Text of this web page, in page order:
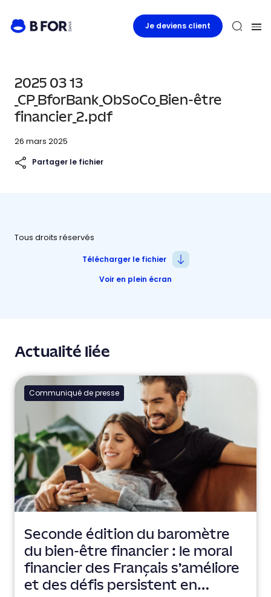
Je deviens client
2025 03 13
_CP_BforBank_ObSoCo_Bien-être
financier_2.pdf
26 mars 2025
Partager le fichier
Tous droits réservés
Télécharger le fichier
Voir en plein écran
Actualité liée
Communiqué de presse
Seconde édition du baromètre
du bien-être financier : le moral
financier des Français s'améliore
et des défis persistent en